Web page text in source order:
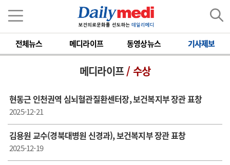
전체뉴스 메디라이프 동영상뉴스 기사제보
메디라이프/ 수상
현동근 인천권역 심뇌혈관질환센터장, 보건복지부 장관 표창
2025-12-21
김용원 교수(경북대병원 신경과), 보건복지부 장관 표창
2025-12-19